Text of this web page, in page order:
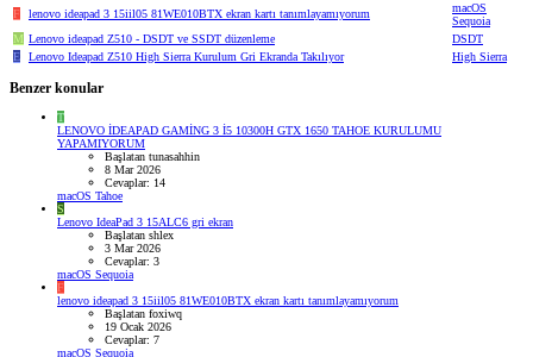
F
lenovo ideapad 3 15iil05 81WE010BTX ekran kartı tanımlayamıyorum
macOS
Sequoia
M Lenovo ideapad Z510 - DSDT ve SSDT düzenleme
DSDT
E
Lenovo Ideapad Z510 High Sierra Kurulum Gri Ekranda Takılıyor High Sierra
Benzer konular
T
LENOVO İDEAPAD GAMİNG 3 İ5 10300H GTX 1650 TAHOE KURULUMU
YAPAMIYORUM
Başlatan tunasahhin
8 Mar 2026
Cevaplar: 14
macOS Tahoe
S
Lenovo IdeaPad 3 15ALC6 gri ekran
Başlatan shlex
3 Mar 2026
Cevaplar: 3
macOS Sequoia
F
lenovo ideapad 3 15iil05 81WE010BTX ekran kartı tanımlayamıyorum
Başlatan foxiwq
19 Ocak 2026
Cevaplar: 7
macOS Sequoia